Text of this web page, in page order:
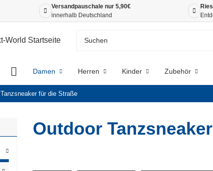
Versandpauschale nur 5,90€
innerhalb Deutschland
Damen Herren Kinder Zubehör
Tanzsneaker für die Straße
Outdoor